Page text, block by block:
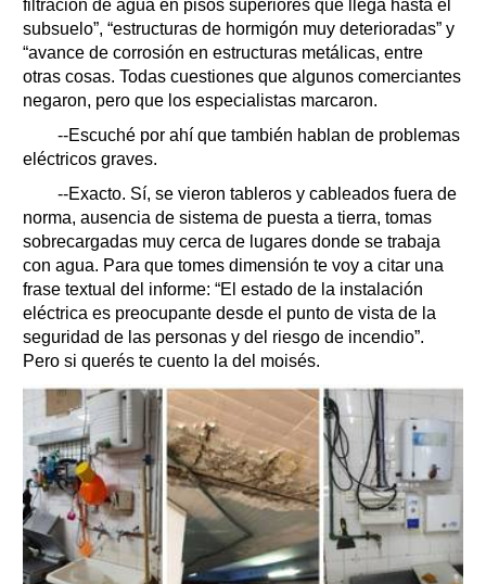
filtración de agua en pisos superiores que llega hasta el
subsuelo”, “estructuras de hormigón muy deterioradas” y
“avance de corrosión en estructuras metálicas, entre
otras cosas. Todas cuestiones que algunos comerciantes
negaron, pero que los especialistas marcaron.
--Escuché por ahí que también hablan de problemas
eléctricos graves.
--Exacto. Sí, se vieron tableros y cableados fuera de
norma, ausencia de sistema de puesta a tierra, tomas
sobrecargadas muy cerca de lugares donde se trabaja
con agua. Para que tomes dimensión te voy a citar una
frase textual del informe: “El estado de la instalación
eléctrica es preocupante desde el punto de vista de la
seguridad de las personas y del riesgo de incendio”.
Pero si querés te cuento la del moisés.